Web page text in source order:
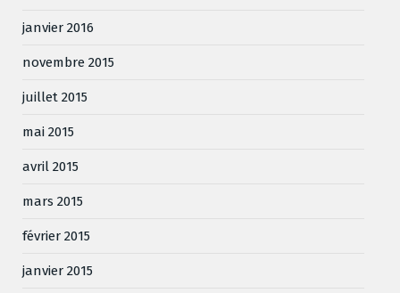
janvier 2016
novembre 2015
juillet 2015
mai 2015
avril 2015
mars 2015
février 2015
janvier 2015